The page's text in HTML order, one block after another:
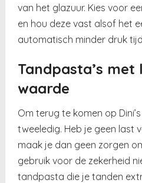
van het glazuur. Kies voor
en hou deze vast alsof het
automatisch minder druk
Tandpasta’s met
waarde
Om terug te komen op
tweeledig. Heb je geen last
maak je dan geen zorgen
gebruik voor de zekerheid
tandpasta die je tanden